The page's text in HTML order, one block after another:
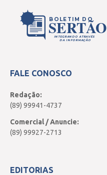
BOLETIM DO
SERTÃO
INTEGRANDO ATRAVÉS
DA INFORMAÇÃO
FALE CONOSCO
Redação:
(89) 99941-4737
Comercial / Anuncie:
(89) 99927-2713
EDITORIAS